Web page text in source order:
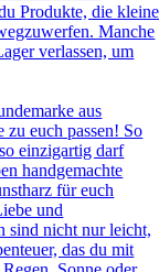
Produkte, die kleine
Manche
verlassen, um
aus
euch passen! So
einzigartig darf
handgemachte
für euch
und
sind nicht nur leicht,
das du mit